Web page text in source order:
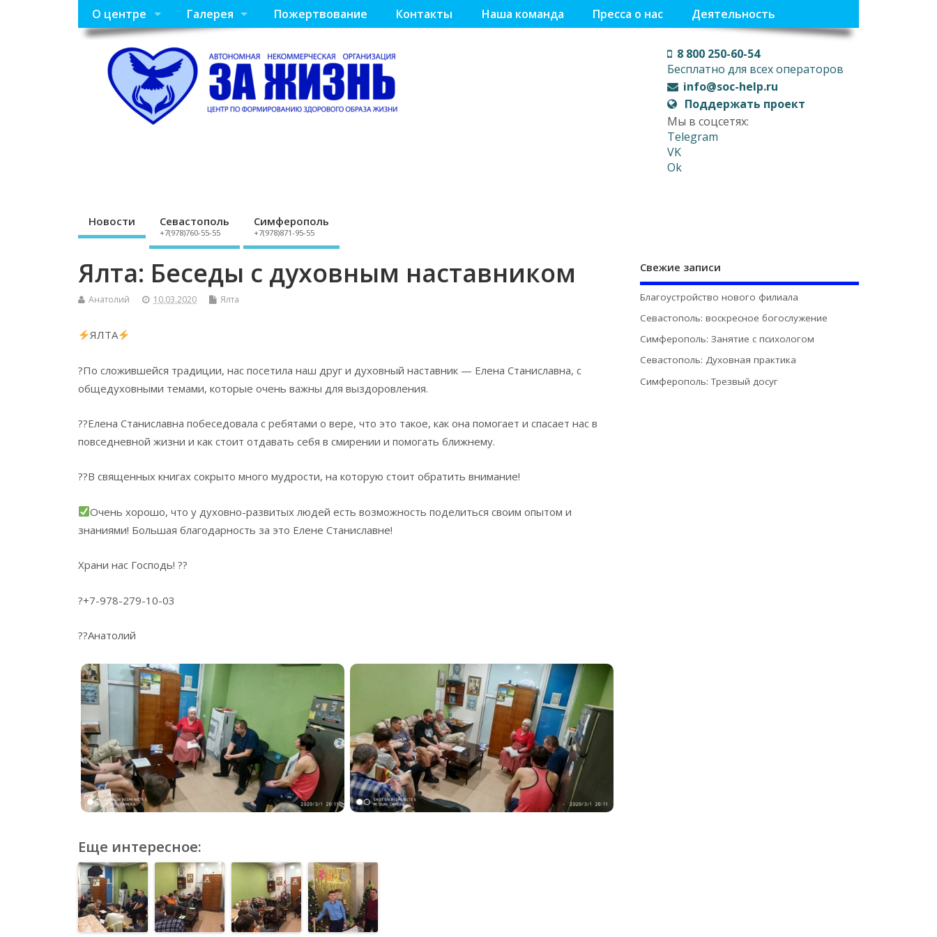
О центре Галерея Пожертвование Контакты Наша команда Пресса о нас Деятельность
8 800 250-60-54
Бесплатно для всех операторов
info@soc-help.ru
Поддержать проект
Мы в соцсетях:
Telegram
VK
Ok
Новости Севастополь
+7(978)760-55-55
Симферополь
+7(978)871-95-55
Ялта: Беседы с духовным наставником
Анатолий 10.03.2020 Ялта
ЯЛТА
?По сложившейся традиции, нас посетила наш друг и духовный наставник — Елена Станиславна, с
общедуховными темами, которые очень важны для выздоровления.
??Елена Станиславна побеседовала с ребятами о вере, что это такое, как она помогает и спасает нас в
повседневной жизни и как стоит отдавать себя в смирении и помогать ближнему.
??В священных книгах сокрыто много мудрости, на которую стоит обратить внимание!
Очень хорошо, что у духовно-развитых людей есть возможность поделиться своим опытом и
знаниями! Большая благодарность за это Елене Станиславне!
Храни нас Господь! ??
?+7-978-279-10-03
??Анатолий
Еще интересное:
Свежие записи
Благоустройство нового филиала
Севастополь: воскресное богослужение
Симферополь: Занятие с психологом
Севастополь: Духовная практика
Симферополь: Трезвый досуг